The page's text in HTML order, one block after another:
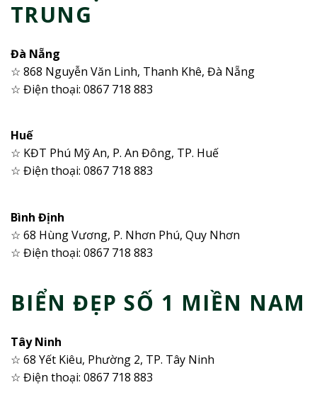
TRUNG
Đà Nẵng
☆ 868 Nguyễn Văn Linh, Thanh Khê, Đà Nẵng
☆ Điện thoại: 0867 718 883
Huế
☆ KĐT Phú Mỹ An, P. An Đông, TP. Huế
☆ Điện thoại: 0867 718 883
Bình Định
☆ 68 Hùng Vương, P. Nhơn Phú, Quy Nhơn
☆ Điện thoại: 0867 718 883
BIỂN ĐẸP SỐ 1 MIỀN NAM
Tây Ninh
☆ 68 Yết Kiêu, Phường 2, TP. Tây Ninh
☆ Điện thoại: 0867 718 883